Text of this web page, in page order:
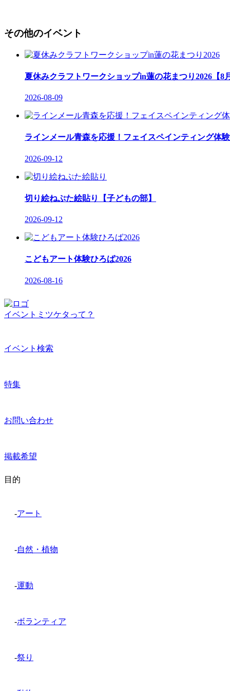
その他のイベント
夏休みクラフトワークショップin蓮の花まつり2026【8
2026-08-09
ラインメール青森を応援！フェイスペインティング体
2026-09-12
切り絵ねぷた絵貼り【子どもの部】
2026-09-12
こどもアート体験ひろば2026
2026-08-16
イベントミツケタって？
イベント検索
特集
お問い合わせ
掲載希望
目的
-アート
-自然・植物
-運動
-ボランティア
-祭り